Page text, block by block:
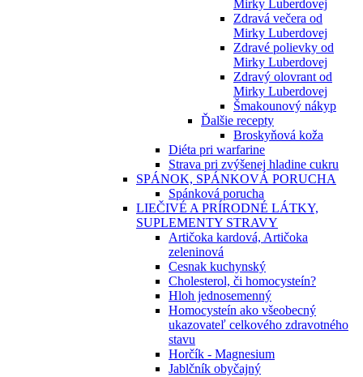
Mirky Luberdovej
Zdravá večera od
Mirky Luberdovej
Zdravé polievky od
Mirky Luberdovej
Zdravý olovrant od
Mirky Luberdovej
Šmakounový nákyp
Ďalšie recepty
Broskyňová koža
Diéta pri warfarine
Strava pri zvýšenej hladine cukru
SPÁNOK, SPÁNKOVÁ PORUCHA
Spánková porucha
LIEČIVÉ A PRÍRODNÉ LÁTKY,
SUPLEMENTY STRAVY
Artičoka kardová, Artičoka
zeleninová
Cesnak kuchynský
Cholesterol, či homocysteín?
Hloh jednosemenný
Homocysteín ako všeobecný
ukazovateľ celkového zdravotného
stavu
Horčík - Magnesium
Jablčník obyčajný